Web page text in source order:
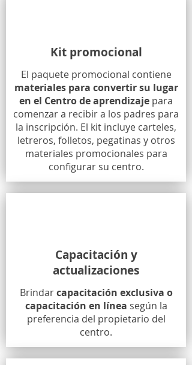
Kit promocional
El paquete promocional contiene
materiales para convertir su lugar
en el Centro de aprendizaje para
comenzar a recibir a los padres para
la inscripción. El kit incluye carteles,
letreros, folletos, pegatinas y otros
materiales promocionales para
configurar su centro.
Capacitación y
actualizaciones
Brindarcapacitación exclusiva o
capacitación en línea según la
preferencia del propietario del
centro.